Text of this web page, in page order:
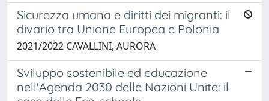
Sicurezza umana e diritti dei migranti: il
divario tra Unione Europea e Polonia
2021/2022 CAVALLINI, AURORA
Sviluppo sostenibile ed educazione
nell'Agenda 2030 delle Nazioni Unite: il